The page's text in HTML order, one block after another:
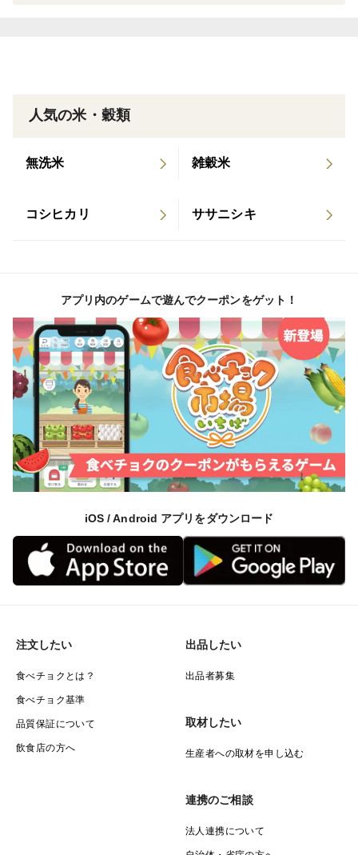
人気の米・穀類
無洗米 雑穀米
コシヒカリ ササニシキ
アプリ内のゲームで遊んでクーポンをゲット！
iOS / Android アプリをダウンロード
注文したい
食べチョクとは？
食べチョク基準
品質保証について
飲食店の方へ
出品したい
出品者募集
取材したい
生産者への取材を申し込む
連携のご相談
法人連携について